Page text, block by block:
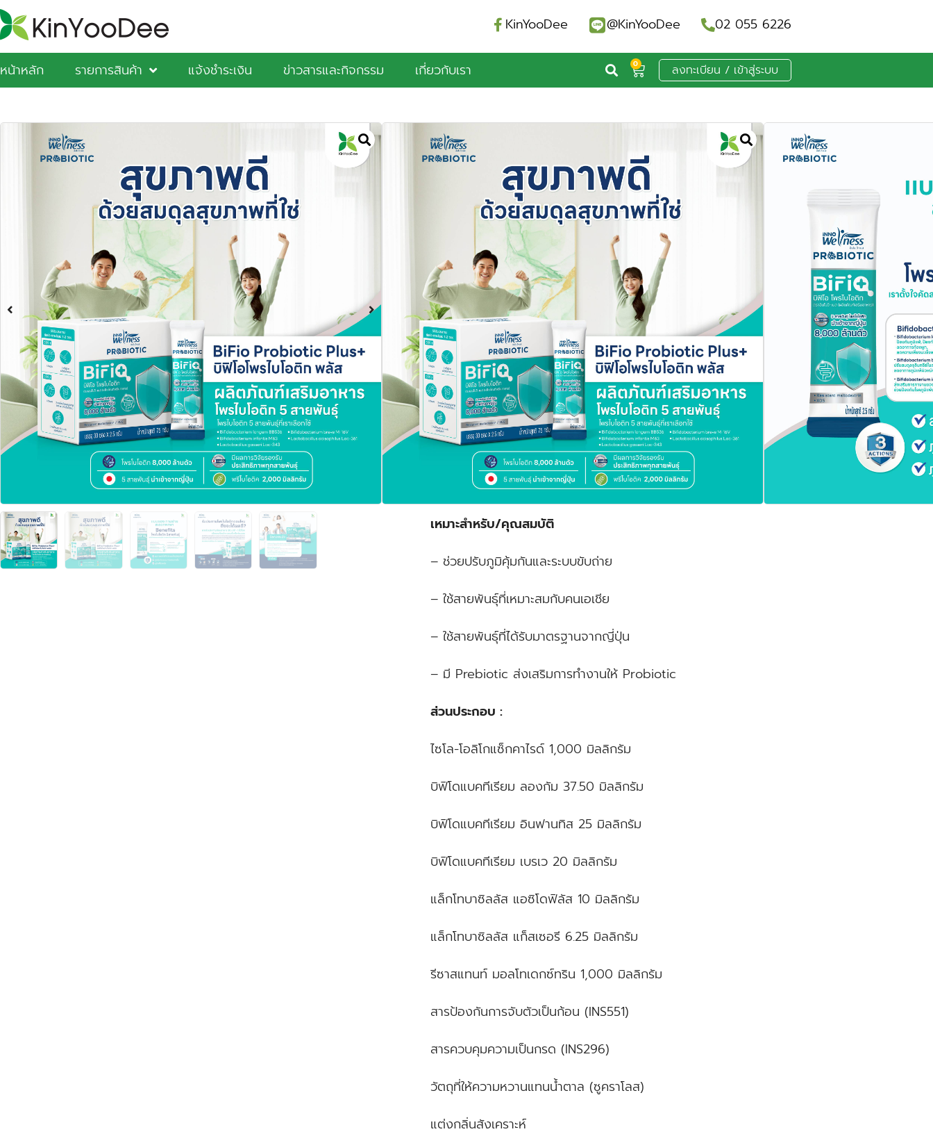
KinYooDee @KinYooDee 02 055 6226
หน้าหลัก รายการสินค้า แจ้งชำระเงิน ข่าวสารและกิจกรรม เกี่ยวกับเรา 0 ลงทะเบียน / เข้าสู่ระบบ
BiFio Probiotic Plus+ (บิฟิโอ โปร
ไบโอติกพลัส) ผลิตภัณฑ์เสริมอาหาร
โปรไบโอติก
BiFio Probiotic Plus+ (บิฟิโอ โปรไบโอติกพลัส) ผลิตภัณฑ์เสริม
อาหาร
โปรไบโอติก 5 สายพันธุ์ที่เราเลือกใช้
– Bifidobacterium longum BB536
– Bifidobacterium breve M-16V
– Bifidobacterium infantis M63
– Lactobacillus acisophilus Lac-361
– Lactobacillus gasseri Lac-343
เหมาะสำหรับ/คุณสมบัติ
– ช่วยปรับภูมิคุ้มกันและระบบขับถ่าย
– ใช้สายพันธุ์ที่เหมาะสมกับคนเอเชีย
– ใช้สายพันธุ์ที่ได้รับมาตรฐานจากญี่ปุ่น
– มี Prebiotic ส่งเสริมการทำงานให้ Probiotic
ส่วนประกอบ :
ไซโล-โอลิโกแซ็กคาไรด์ 1,000 มิลลิกรัม
บิฟิโดแบคทีเรียม ลองกัม 37.50 มิลลิกรัม
บิฟิโดแบคทีเรียม อินฟานทิส 25 มิลลิกรัม
บิฟิโดแบคทีเรียม เบรเว 20 มิลลิกรัม
แล็กโทบาซิลลัส แอซิโดฟิลัส 10 มิลลิกรัม
แล็กโทบาซิลลัส แก็สเซอรี 6.25 มิลลิกรัม
รีซาสแทนท์ มอลโทเดกซ์ทริน 1,000 มิลลิกรัม
สารป้องกันการจับตัวเป็นก้อน (INS551)
สารควบคุมความเป็นกรด (INS296)
วัตถุที่ให้ความหวานแทนน้ำตาล (ซูคราโลส)
แต่งกลิ่นสังเคราะห์